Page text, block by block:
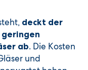
deckt der
geringen
ab. Die Kosten
und